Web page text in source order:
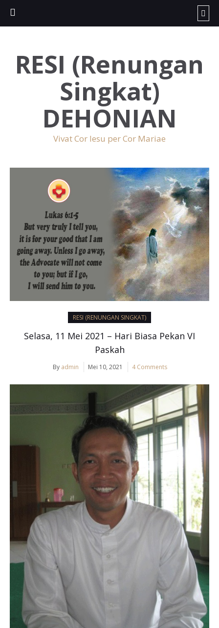
RESI (Renungan
Singkat)
DEHONIAN
Vivat Cor Iesu per Cor Mariae
RESI (RENUNGAN SINGKAT)
Selasa, 11 Mei 2021 – Hari Biasa Pekan VI
Paskah
By admin Mei 10, 2021 4 Comments